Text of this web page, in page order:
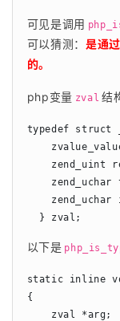
可见是调用
可以猜测： 是通
的。
php变量 zval 结
typedef struct
zend_uint
zend_uchar
zend_uchar
以下是
static inline void
{
    zval *arg;